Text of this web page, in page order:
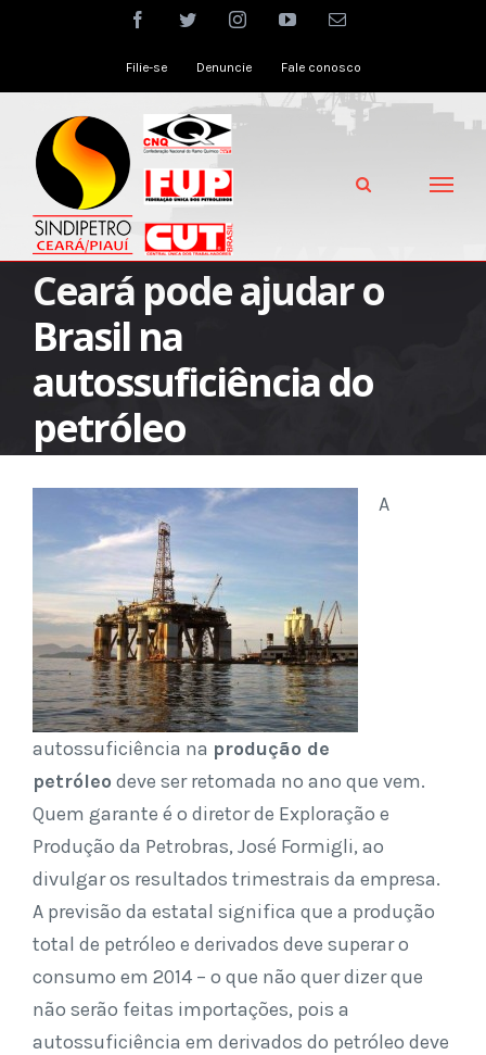
facebooktwitter instagramyoutubeEmail
Filie-se Denuncie Fale conosco
Ceará pode ajudar o
Brasil na
autossuficiência do
petróleo
A
autossuficiência na produção de
petróleo deve ser retomada no ano que vem.
Quem garante é o diretor de Exploração e
Produção da Petrobras, José Formigli, ao
divulgar os resultados trimestrais da empresa.
A previsão da estatal significa que a produção
total de petróleo e derivados deve superar o
consumo em 2014 – o que não quer dizer que
não serão feitas importações, pois a
autossuficiência em derivados do petróleo deve